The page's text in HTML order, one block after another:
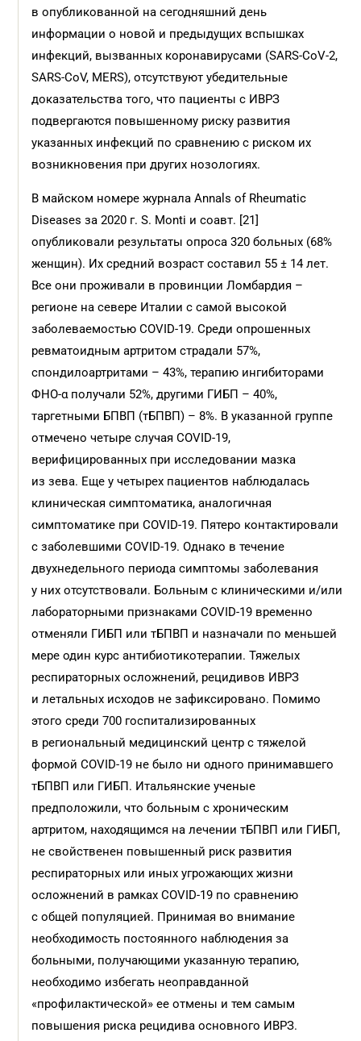
в опубликованной на сегодняшний день
информации о новой и предыдущих вспышках
инфекций, вызванных коронавирусами (SARS-CoV-2,
SARS-CoV, MERS), отсутствуют убедительные
доказательства того, что пациенты с ИВРЗ
подвергаются повышенному риску развития
указанных инфекций по сравнению с риском их
возникновения при других нозологиях.
В майском номере журнала Annals of Rheumatic
Diseases за 2020 г. S. Monti и соавт. [21]
опубликовали результаты опроса 320 больных (68%
женщин). Их средний возраст составил 55 ± 14 лет.
Все они проживали в провинции Ломбардия –
регионе на севере Италии с самой высокой
заболеваемостью COVID-19. Среди опрошенных
ревматоидным артритом страдали 57%,
спондилоартритами – 43%, терапию ингибиторами
ФНО-α получали 52%, другими ГИБП – 40%,
таргетными БПВП (тБПВП) – 8%. В указанной группе
отмечено четыре случая COVID-19,
верифицированных при исследовании мазка
из зева. Еще у четырех пациентов наблюдалась
клиническая симптоматика, аналогичная
симптоматике при COVID-19. Пятеро контактировали
с заболевшими COVID-19. Однако в течение
двухнедельного периода симптомы заболевания
у них отсутствовали. Больным с клиническими и/или
лабораторными признаками COVID-19 временно
отменяли ГИБП или тБПВП и назначали по меньшей
мере один курс антибиотикотерапии. Тяжелых
респираторных осложнений, рецидивов ИВРЗ
и летальных исходов не зафиксировано. Помимо
этого среди 700 госпитализированных
в региональный медицинский центр с тяжелой
формой COVID-19 не было ни одного принимавшего
тБПВП или ГИБП. Итальянские ученые
предположили, что больным с хроническим
артритом, находящимся на лечении тБПВП или ГИБП,
не свойственен повышенный риск развития
респираторных или иных угрожающих жизни
осложнений в рамках COVID-19 по сравнению
с общей популяцией. Принимая во внимание
необходимость постоянного наблюдения за
больными, получающими указанную терапию,
необходимо избегать неоправданной
«профилактической» ее отмены и тем самым
повышения риска рецидива основного ИВРЗ.